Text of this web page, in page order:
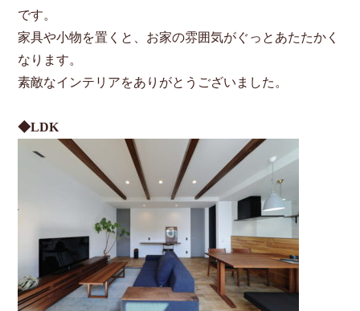
です。
家具や小物を置くと、お家の雰囲気がぐっとあたたかく
なります。
素敵なインテリアをありがとうございました。
◆LDK